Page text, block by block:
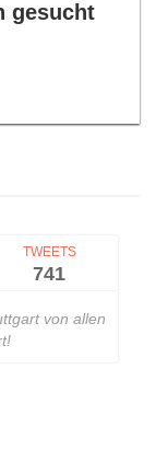
gesucht
TWEETS
741
von allen